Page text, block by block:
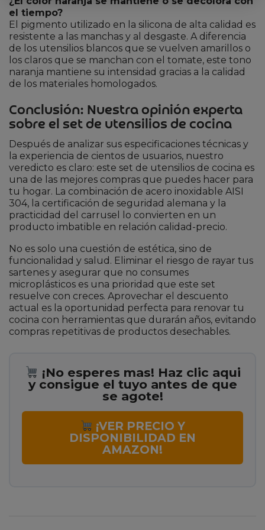
el tiempo?
El pigmento utilizado en la silicona de alta calidad es
resistente a las manchas y al desgaste. A diferencia
de los utensilios blancos que se vuelven amarillos o
los claros que se manchan con el tomate, este tono
naranja mantiene su intensidad gracias a la calidad
de los materiales homologados.
Conclusión: Nuestra opinión experta
sobre el set de utensilios de cocina
Después de analizar sus especificaciones técnicas y
la experiencia de cientos de usuarios, nuestro
veredicto es claro: este set de utensilios de cocina es
una de las mejores compras que puedes hacer para
tu hogar. La combinación de acero inoxidable AISI
304, la certificación de seguridad alemana y la
practicidad del carrusel lo convierten en un
producto imbatible en relación calidad-precio.
No es solo una cuestión de estética, sino de
funcionalidad y salud. Eliminar el riesgo de rayar tus
sartenes y asegurar que no consumes
microplásticos es una prioridad que este set
resuelve con creces. Aprovechar el descuento
actual es la oportunidad perfecta para renovar tu
cocina con herramientas que durarán años, evitando
compras repetitivas de productos desechables.
¡No esperes mas! Haz clic aqui
y consigue el tuyo antes de que
se agote!
¡VER PRECIO Y
DISPONIBILIDAD EN
AMAZON!